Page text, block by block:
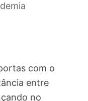
com o
entre
no